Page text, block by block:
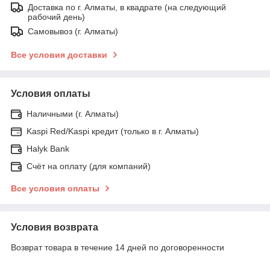
Доставка по г. Алматы, в квадрате (на следующий
рабочий день)
Самовывоз (г. Алматы)
Все условия доставки
Условия оплаты
Наличными (г. Алматы)
Kaspi Red/Kaspi кредит (только в г. Алматы)
Halyk Bank
Счёт на оплату (для компаний)
Все условия оплаты
Условия возврата
Возврат товара в течение 14 дней по договоренности